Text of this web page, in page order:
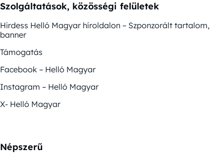
Szolgáltatások, közösségi felületek
Hirdess Helló Magyar híroldalon – Szponzorált tartalom,
banner
Támogatás
Facebook – Helló Magyar
Instagram – Helló Magyar
X- Helló Magyar
Népszerű